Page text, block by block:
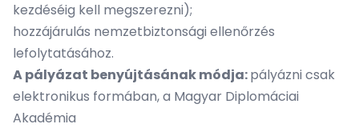
kezdéséig kell megszerezni);
hozzájárulás nemzetbiztonsági ellenőrzés
lefolytatásához.
A pályázat benyújtásának módja:pályázni csak
elektronikus formában, a Magyar Diplomáciai
Akadémia